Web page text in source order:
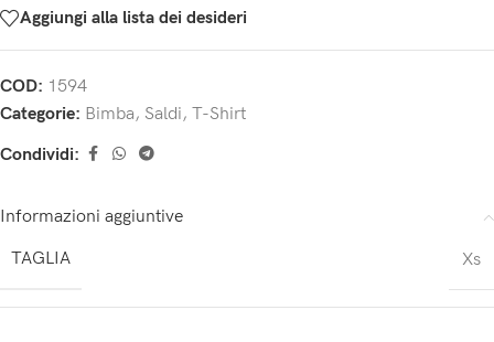
Aggiungi alla lista dei desideri
COD: 1594
Categorie: Bimba, Saldi, T-Shirt
Condividi:
Informazioni aggiuntive
TAGLIA
Xs